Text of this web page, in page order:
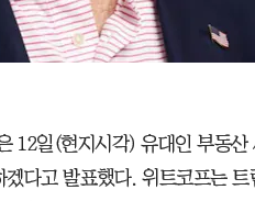
12일(현지시각) 유대인 부동산
다고 발표했다. 위트코프는 트